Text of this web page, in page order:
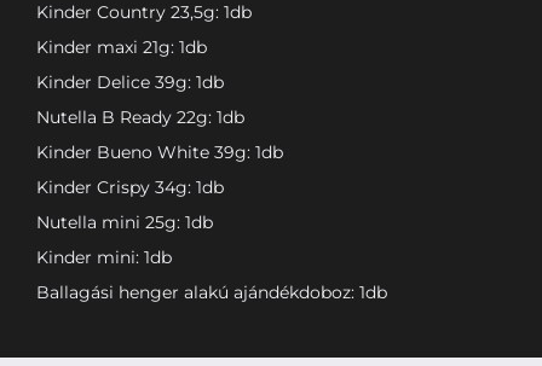
Kinder Country 23,5g: 1db
Kinder maxi 21g: 1db
Kinder Delice 39g: 1db
Nutella B Ready 22g: 1db
Kinder Bueno White 39g: 1db
Kinder Crispy 34g: 1db
Nutella mini 25g: 1db
Kinder mini: 1db
Ballagási henger alakú ajándékdoboz: 1db